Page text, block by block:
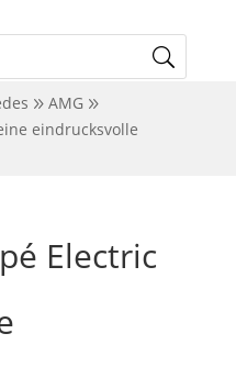
AMG
eindrucksvolle
Electric